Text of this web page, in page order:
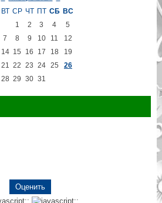
ВТ СР ЧТ ПТ СБ ВС
1
2 3 4
5
7 8 9 10 11
12
14 15 16 17 18
19
21 22 23 24 25
26
28 29 30 31